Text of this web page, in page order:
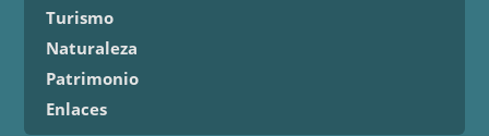
Turismo
Naturaleza
Patrimonio
Enlaces